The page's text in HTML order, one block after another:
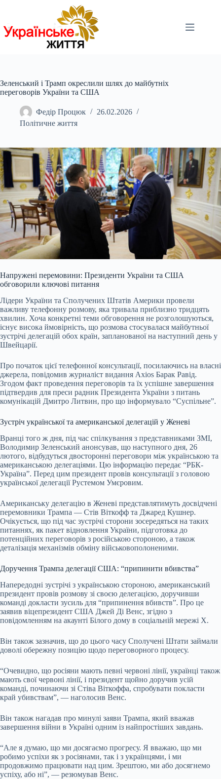
Зеленський і Трамп окреслили шлях до майбутніх
переговорів України та США
Федір Процюк
26.02.2026
Політичне життя
Напружені перемовини: Президенти України та США
обговорили ключові питання
Лідери України та Сполучених Штатів Америки провели
важливу телефонну розмову, яка тривала приблизно тридцять
хвилин. Хоча конкретні теми обговорення не розголошуються,
існує висока ймовірність, що розмова стосувалася майбутньої
зустрічі делегацій обох країн, запланованої на наступний день у
Швейцарії.
Про початок цієї телефонної консультації, посилаючись на власні
джерела, повідомив журналіст видання Axios Барак Равід.
Згодом факт проведення переговорів та їх успішне завершення
підтвердив для преси радник Президента України з питань
комунікацій Дмитро Литвин, про що інформувало “Суспільне”.
Зустріч української та американської делегацій у Женеві
Вранці того ж дня, під час спілкування з представниками ЗМІ,
Володимир Зеленський анонсував, що наступного дня, 26
лютого, відбудуться двосторонні переговори між українською та
американською делегаціями. Цю інформацію передає “РБК-
Україна”. Перед цим президент провів консультації з головою
української делегації Рустемом Умєровим.
Американську делегацію в Женеві представлятимуть досвідчені
перемовники Трампа — Стів Віткофф та Джаред Кушнер.
Очікується, що під час зустрічі сторони зосередяться на таких
питаннях, як пакет відновлення України, підготовка до
потенційних переговорів з російською стороною, а також
деталізація механізмів обміну військовополоненими.
Доручення Трампа делегації США: “припинити вбивства”
Напередодні зустрічі з українською стороною, американський
президент провів розмову зі своєю делегацією, доручивши
команді докласти зусиль для “припинення вбивств”. Про це
заявив віцепрезидент США Джей Ді Венс, згідно з
повідомленням на акаунті Білого дому в соціальній мережі X.
Він також зазначив, що до цього часу Сполучені Штати займали
доволі обережну позицію щодо переговорного процесу.
“Очевидно, що росіяни мають певні червоні лінії, українці також
мають свої червоні лінії, і президент щойно доручив усій
команді, починаючи зі Стіва Віткоффа, спробувати покласти
край убивствам”, — наголосив Венс.
Він також нагадав про минулі заяви Трампа, який вважав
завершення війни в Україні одним із найпростіших завдань.
“Але я думаю, що ми досягаємо прогресу. Я вважаю, що ми
робимо успіхи як з росіянами, так і з українцями, і ми
продовжимо працювати над цим. Зрештою, ми або досягнемо
успіху, або ні”, — резюмував Венс.